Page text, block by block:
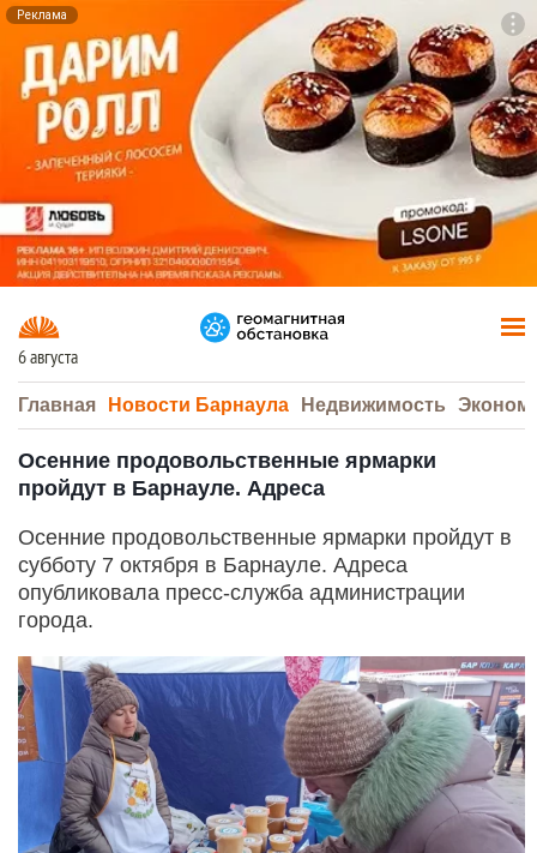
Реклама
6 августа
Главная Новости Барнаула Недвижимость
Осенние продовольственные ярмарки
пройдут в Барнауле. Адреса
Осенние продовольственные ярмарки пройдут в
субботу 7 октября в Барнауле. Адреса
опубликовала пресс-служба администрации
города.